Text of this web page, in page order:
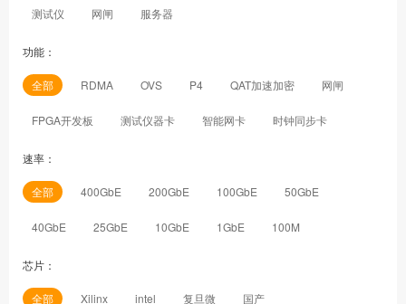
测试仪 网闸 服务器
功能：
全部 RDMA OVS P4 QAT加速加密 网闸
FPGA开发板 测试仪器卡 智能网卡 时钟同步卡
速率：
全部 400GbE 200GbE 100GbE 50GbE
40GbE 25GbE 10GbE 1GbE 100M
芯片：
全部 Xilinx intel 复旦微 国产